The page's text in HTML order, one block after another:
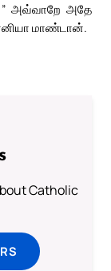
அவ்வாறே அதே
மாண்டான்.
Catholic